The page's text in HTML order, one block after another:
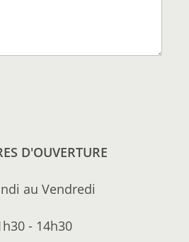
D'OUVERTURE
au Vendredi
- 14h30